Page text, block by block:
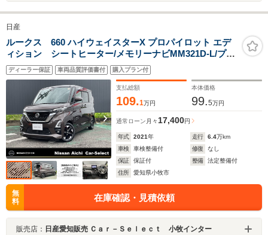
日産
ルークス 660 ハイウェイスターX プロパイロット エデ
ィション シートヒーター/メモリーナビMM321D-L/プロ
パイロット/SOSコール/ドライブレコーダー/ET2.0/アラウ
ンドビューモニター/両側ハンズフリーオートスライドド
ア/アイドリングストップ/LEDヘッドランプ/フォグランプ
ディーラー保証 車両品質評価書付 購入プラン付
支払総額
109.1万円
本体価格
99.5万円
通常ローン 月々 17,400円
年式 2021年 走行 6.4万km
車検
車検整備付 修復
なし
保証
保証付 整備
法定整備付
住所
愛知県小牧市
無
料
在庫確認・見積依頼
販売店： 日産愛知販売 Ｃａｒ－Ｓｅｌｅｃｔ 小牧インター